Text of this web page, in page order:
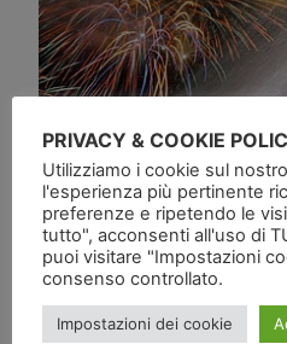
PRIVACY & COOKIE
Utilizziamo i cookie sul
l'esperienza più pertinente
preferenze e ripetendo le
tutto", acconsenti all'uso di
puoi visitare "Impostazioni
consenso controllato.
Impostazioni dei cookie